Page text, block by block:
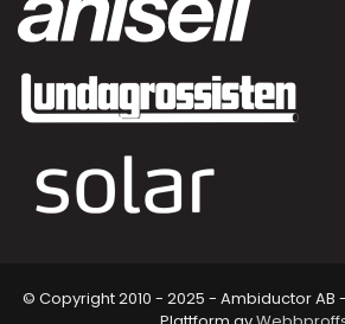
© Copyright 2010 - 2025 - Ambiductor AB